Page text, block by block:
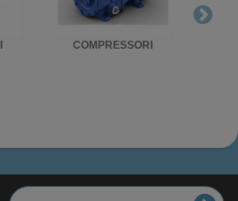
COMPRESSORI